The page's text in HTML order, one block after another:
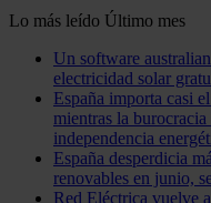
Lo más leído Último mes
Un software
electricidad solar
España importa casi
mientras la
independencia
España desperdicia
renovables en junio,
Red Eléctrica vuelve